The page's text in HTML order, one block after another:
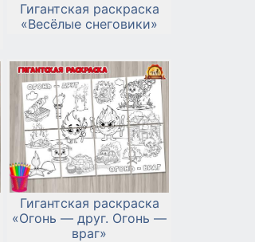
Гигантская раскраска
«Весёлые снеговики»
Гигантская раскраска
«Огонь — друг. Огонь —
враг»